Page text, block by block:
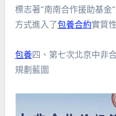
標志著“南南合作援助基金
方式進入了包養合約實質
包養四、第七次北京中非
規劃藍圖